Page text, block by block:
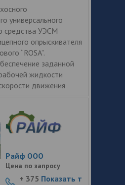
универсального
средства УЭСМ
опрыскивателя
“ROSA”.
заданной
жидкости
движения
Райф ООО
Цена по запросу
+ 375 Показать т